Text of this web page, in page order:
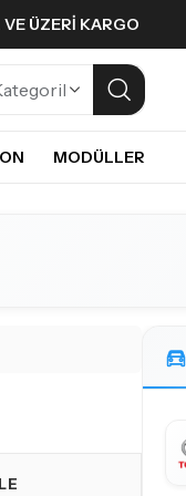
ÜZERI KARGO
MODÜLLER